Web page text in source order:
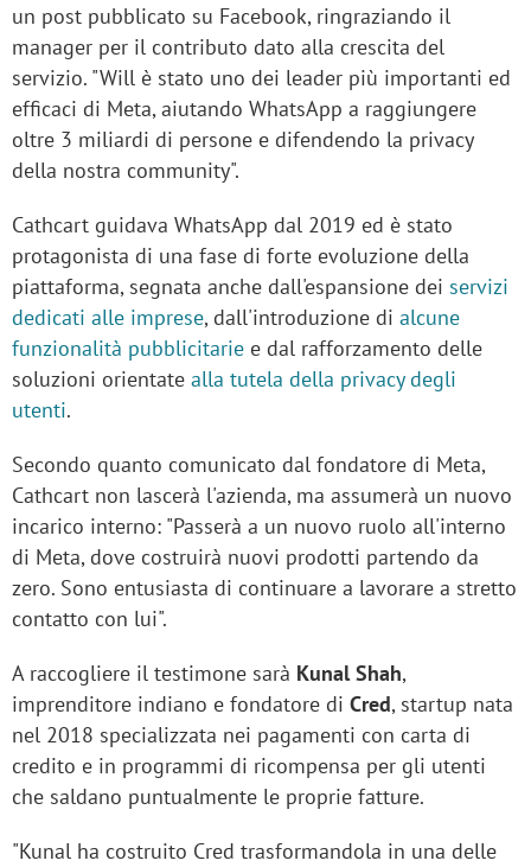
un post pubblicato su Facebook, ringraziando il
manager per il contributo dato alla crescita del
servizio. "Will è stato uno dei leader più importanti ed
efficaci di Meta, aiutando WhatsApp a raggiungere
oltre 3 miliardi di persone e difendendo la privacy
della nostra community".
Cathcart guidava WhatsApp dal 2019 ed è stato
protagonista di una fase di forte evoluzione della
piattaforma, segnata anche dall'espansione dei servizi
dedicati alle imprese, dall'introduzione di alcune
funzionalità pubblicitarie e dal rafforzamento delle
soluzioni orientate alla tutela della privacy degli
utenti.
Secondo quanto comunicato dal fondatore di Meta,
Cathcart non lascerà l'azienda, ma assumerà un nuovo
incarico interno: "Passerà a un nuovo ruolo all'interno
di Meta, dove costruirà nuovi prodotti partendo da
zero. Sono entusiasta di continuare a lavorare a stretto
contatto con lui".
A raccogliere il testimone sarà Kunal Shah,
imprenditore indiano e fondatore di Cred, startup nata
nel 2018 specializzata nei pagamenti con carta di
credito e in programmi di ricompensa per gli utenti
che saldano puntualmente le proprie fatture.
"Kunal ha costruito Cred trasformandola in una delle